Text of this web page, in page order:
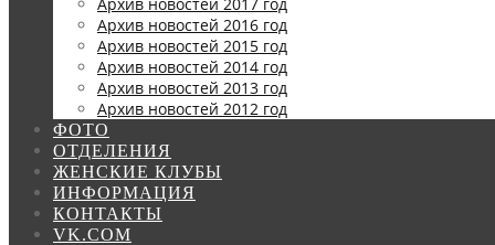
Архив новостей 2016 год
Архив новостей 2015 год
Архив новостей 2014 год
Архив новостей 2013 год
Архив новостей 2012 год
ФОТО
ОТДЕЛЕНИЯ
ЖЕНСКИЕ КЛУБЫ
ИНФОРМАЦИЯ
КОНТАКТЫ
VK.COM